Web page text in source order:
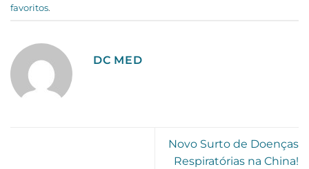
favoritos.
DC MED
Novo Surto de Doenças
Respiratórias na China!